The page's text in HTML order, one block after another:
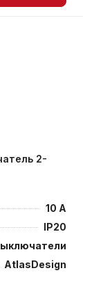
2-
10 А
IP20
AtlasDesign